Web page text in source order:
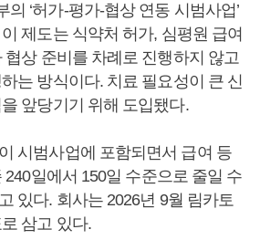
‘허가-평가-협상 연동 시범사업’
제도는 식약처 허가, 심평원 급여
협상 준비를 차례로 진행하지 않고
는 방식이다. 치료 필요성이 큰 신
앞당기기 위해 도입됐다.
시범사업에 포함되면서 급여 등
일에서 150일 수준으로 줄일 수
있다. 회사는 2026년 9월 림카토
삼고 있다.